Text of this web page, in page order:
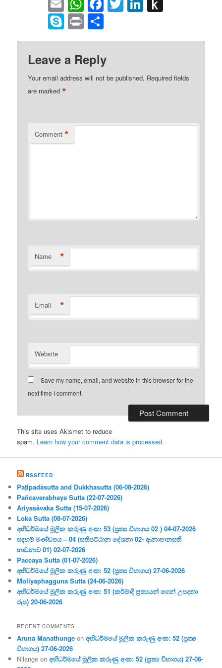
Kindle
Skype
Print
Leave a Reply
Your email address will not be published. Required fields
are marked*
Comment *
Name *
Email *
Website
Save my name, email, and website in this browser for the
next time I comment.
This site uses Akismet to reduce
spam. Learn how your comment data is processed.
RSSFEED
Paṭipadāsutta and Dukkhasutta (06-08-2026)
Pañcaverabhaya Sutta (22-07-2026)
Ariyasāvaka Sutta (15-07-2026)
Loka Sutta (08-07-2026)
අභිධර්මයේ මූලික කරුණු අංක: 53 (ප්‍ර‍ත්‍ය විභාගය 02 ) 04-07-2026
සදහම් මණ්ඩපය – 04 (සතිපට්ඨාන දේශනා 02- ආනාපානසති
භාවනාව 01) 02-07-2026
Paccaya Sutta (01-07-2026)
අභිධර්මයේ මූලික කරුණු අංක: 52 (ප්‍ර‍ත්‍ය විභාගය) 27-06-2026
Moliyaphagguna Sutta (24-06-2026)
අභිධර්මයේ මූලික කරුණු අංක: 51 (කර්මාදි ප්‍ර‍ත්‍යයන් ගෙන් උපදනා
රූප) 20-06-2026
RECENT COMMENTS
Aruna Manathunge onඅභිධර්මයේ මූලික කරුණු අංක: 52 (ප්‍ර‍ත්‍ය
විභාගය) 27-06-2026
Nilange onඅභිධර්මයේ මූලික කරුණු අංක: 52 (ප්‍ර‍ත්‍ය විභාගය) 27-06-